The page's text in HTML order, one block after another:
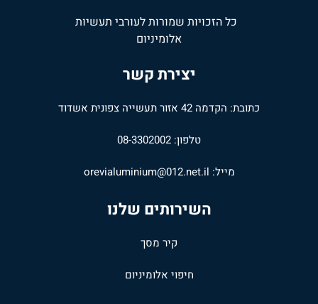
כל הזכויות שמורות לעורבי תעשיות
אלומיניום
יצירת קשר
כתובת: הקדמה 42 אזור תעשייה צפונית אשדוד
טלפון: 08-3302002
מייל: orevialuminium@012.net.il
השירותים שלנו
קיר מסך
חיפוי אלומיניום